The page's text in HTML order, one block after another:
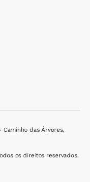
das Árvores,
os direitos reservados.